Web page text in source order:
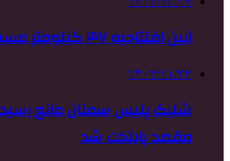
آیین افتتاحیه ۴۷ کیلومتر مسیر سرزندگی
۱۴۰۲/۱۱/۲۲
مقصد پایتخت شد